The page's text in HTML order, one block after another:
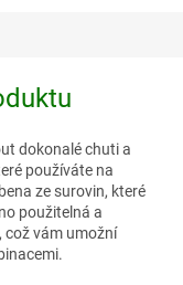
dokonalé chuti a
používáte na
ze surovin, které
použitelná a
což vám umožní